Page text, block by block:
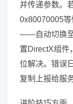
并传递参数。
0x80070005等
——自动切换至
置DirectX组件
位解决。错误
复制上报给服